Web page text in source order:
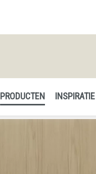
PRODUCTEN INSPIRATIE